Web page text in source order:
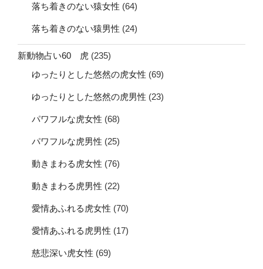
落ち着きのない猿女性 (64)
落ち着きのない猿男性 (24)
新動物占い60 虎 (235)
ゆったりとした悠然の虎女性 (69)
ゆったりとした悠然の虎男性 (23)
パワフルな虎女性 (68)
パワフルな虎男性 (25)
動きまわる虎女性 (76)
動きまわる虎男性 (22)
愛情あふれる虎女性 (70)
愛情あふれる虎男性 (17)
慈悲深い虎女性 (69)